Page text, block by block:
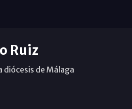
Ruiz
de Málaga